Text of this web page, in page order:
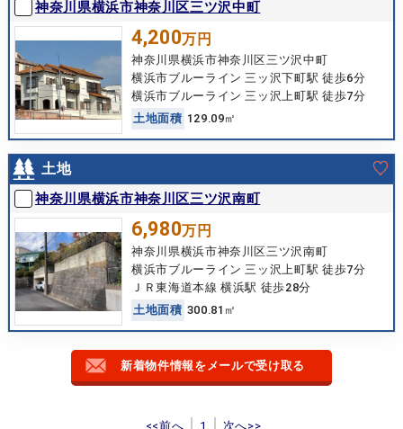
神奈川県横浜市神奈川区三ツ沢中町
4,200万円
神奈川県横浜市神奈川区三ツ沢中町
横浜市ブルーライン 三ッ沢下町駅 徒歩6分
横浜市ブルーライン 三ッ沢上町駅 徒歩7分
土地面積 129.09㎡
土地
神奈川県横浜市神奈川区三ツ沢南町
6,980万円
神奈川県横浜市神奈川区三ツ沢南町
横浜市ブルーライン 三ッ沢上町駅 徒歩7分
ＪＲ東海道本線 横浜駅 徒歩28分
土地面積 300.81㎡
新着物件情報をメールで受け取る
<<前へ 1 次へ>>